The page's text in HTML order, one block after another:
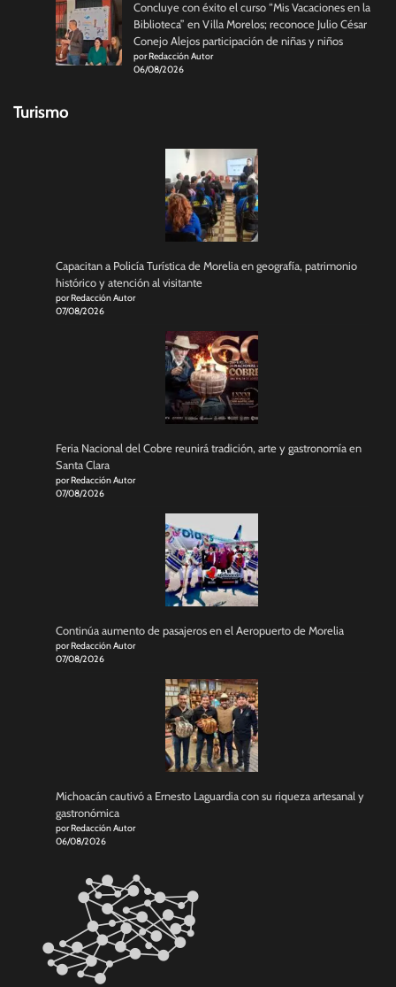
Concluye con éxito el curso “Mis Vacaciones en la
Biblioteca” en Villa Morelos; reconoce Julio César
Conejo Alejos participación de niñas y niños
por Redacción Autor
06/08/2026
Turismo
Capacitan a Policía Turística de Morelia en geografía, patrimonio
histórico y atención al visitante
por Redacción Autor
07/08/2026
Feria Nacional del Cobre reunirá tradición, arte y gastronomía en
Santa Clara
por Redacción Autor
07/08/2026
Continúa aumento de pasajeros en el Aeropuerto de Morelia
por Redacción Autor
07/08/2026
Michoacán cautivó a Ernesto Laguardia con su riqueza artesanal y
gastronómica
por Redacción Autor
06/08/2026